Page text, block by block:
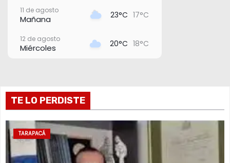
11 de agosto
Mañana 23°C 17°C
12 de agosto
Miércoles 20°C 18°C
14 de agosto
Viernes
15 de agosto
Sábado 19°C
16 de agosto 17°C
TE LO PERDISTE
TARAPACÁ